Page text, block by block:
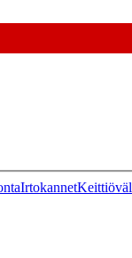
Irtokannet